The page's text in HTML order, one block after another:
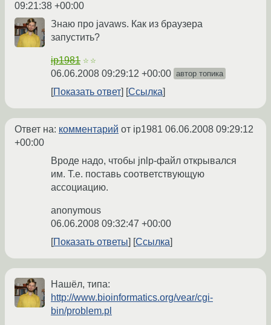
09:21:38 +00:00
Знаю про javaws. Как из браузера
запустить?
ip1981 ☆☆
06.06.2008 09:29:12 +00:00 автор топика
Показать ответ Ссылка
Ответ на: комментарий от ip1981 06.06.2008 09:29:12
+00:00
Вроде надо, чтобы jnlp-файл открывался
им. Т.е. поставь соответствующую
ассоциацию.
anonymous
06.06.2008 09:32:47 +00:00
Показать ответы
Ссылка
Нашёл, типа:
http://www.bioinformatics.org/vear/cgi-
bin/problem.pl